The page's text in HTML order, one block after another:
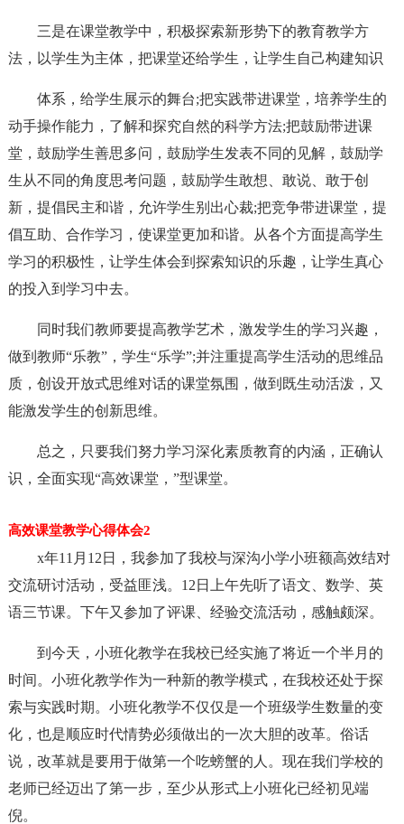
三是在课堂教学中，积极探索新形势下的教育教学方
法，以学生为主体，把课堂还给学生，让学生自己构建知识
体系，给学生展示的舞台;把实践带进课堂，培养学生的
动手操作能力，了解和探究自然的科学方法;把鼓励带进课
堂，鼓励学生善思多问，鼓励学生发表不同的见解，鼓励学
生从不同的角度思考问题，鼓励学生敢想、敢说、敢于创
新，提倡民主和谐，允许学生别出心裁;把竞争带进课堂，提
倡互助、合作学习，使课堂更加和谐。从各个方面提高学生
学习的积极性，让学生体会到探索知识的乐趣，让学生真心
的投入到学习中去。
同时我们教师要提高教学艺术，激发学生的学习兴趣，
做到教师“乐教”，学生“乐学”;并注重提高学生活动的思维品
质，创设开放式思维对话的课堂氛围，做到既生动活泼，又
能激发学生的创新思维。
总之，只要我们努力学习深化素质教育的内涵，正确认
识，全面实现“高效课堂，”型课堂。
高效课堂教学心得体会2
x年11月12日，我参加了我校与深沟小学小班额高效结对
交流研讨活动，受益匪浅。12日上午先听了语文、数学、英
语三节课。下午又参加了评课、经验交流活动，感触颇深。
到今天，小班化教学在我校已经实施了将近一个半月的
时间。小班化教学作为一种新的教学模式，在我校还处于探
索与实践时期。小班化教学不仅仅是一个班级学生数量的变
化，也是顺应时代情势必须做出的一次大胆的改革。俗话
说，改革就是要用于做第一个吃螃蟹的人。现在我们学校的
老师已经迈出了第一步，至少从形式上小班化已经初见端
倪。